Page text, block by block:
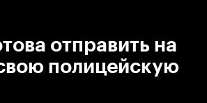
отправить на
полицейскую